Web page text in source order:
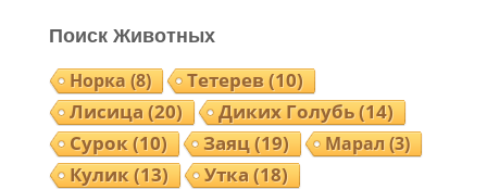
Поиск Животных
Норка(8) Тетерев(10)
Лисица(20) Диких Голубь(14)
Сурок(10) Заяц(19) Марал(3)
Кулик(13) Утка(18)